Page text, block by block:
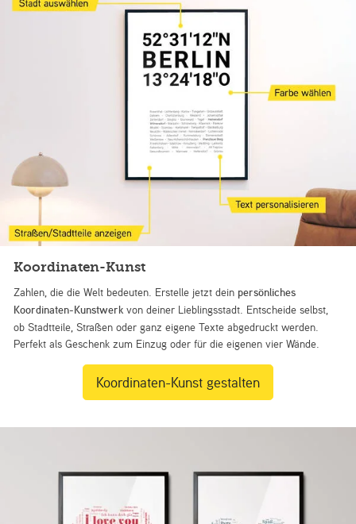
Koordinaten-Kunst
Zahlen, die die Welt bedeuten. Erstelle jetzt dein persönliches
Koordinaten-Kunstwerk von deiner Lieblingsstadt. Entscheide selbst,
ob Stadtteile, Straßen oder ganz eigene Texte abgedruckt werden.
Perfekt als Geschenk zum Einzug oder für die eigenen vier Wände.
Koordinaten-Kunst gestalten